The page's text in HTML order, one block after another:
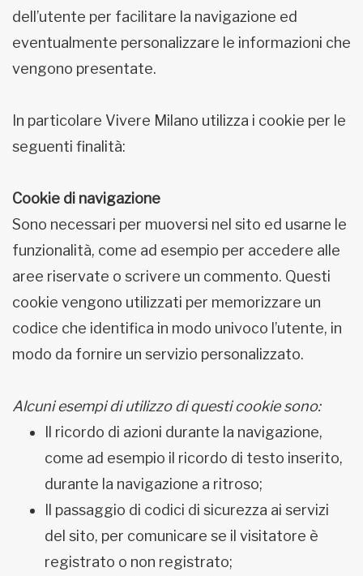
dell’utente per facilitare la navigazione ed
eventualmente personalizzare le informazioni che
vengono presentate.
In particolare Vivere Milano utilizza i cookie per le
seguenti finalità:
Cookie di navigazione
Sono necessari per muoversi nel sito ed usarne le
funzionalità, come ad esempio per accedere alle
aree riservate o scrivere un commento. Questi
cookie vengono utilizzati per memorizzare un
codice che identifica in modo univoco l’utente, in
modo da fornire un servizio personalizzato.
Alcuni esempi di utilizzo di questi cookie sono:
Il ricordo di azioni durante la navigazione,
come ad esempio il ricordo di testo inserito,
durante la navigazione a ritroso;
Il passaggio di codici di sicurezza ai servizi
del sito, per comunicare se il visitatore è
registrato o non registrato;